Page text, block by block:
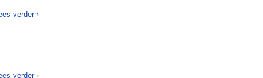
verder ›
verder ›